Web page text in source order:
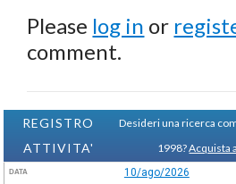
Please log in or
comment.
REGISTRO
ATTIVITA'
Desideri una ricerca
1998?Acquista
DATA 10/ago/2026